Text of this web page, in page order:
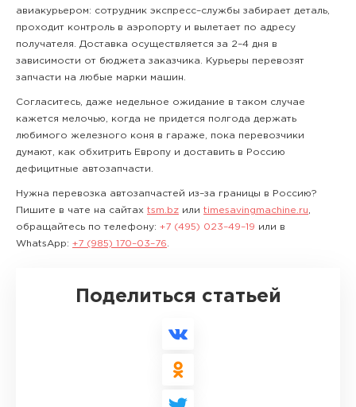
авиакурьером: сотрудник экспресс–службы забирает деталь,
проходит контроль в аэропорту и вылетает по адресу
получателя. Доставка осуществляется за 2–4 дня в
зависимости от бюджета заказчика. Курьеры перевозят
запчасти на любые марки машин.
Согласитесь, даже недельное ожидание в таком случае
кажется мелочью, когда не придется полгода держать
любимого железного коня в гараже, пока перевозчики
думают, как обхитрить Европу и доставить в Россию
дефицитные автозапчасти.
Нужна перевозка автозапчастей из–за границы в Россию?
Пишите в чате на сайтах tsm.bz или timesavingmachine.ru
обращайтесь по телефону: +7 (495) 023–49–19 или в
WhatsApp: +7 (985) 170–03–76
Поделиться статьей